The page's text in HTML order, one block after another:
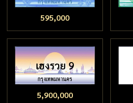
595,000
เฮงรวย 9
5,900,000